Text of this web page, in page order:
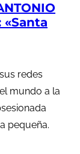
«Santa
redes
mundo a la
pequeña.